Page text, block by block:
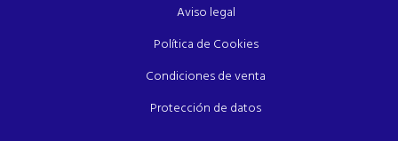
Aviso legal
Política de Cookies
Condiciones de venta
Protección de datos